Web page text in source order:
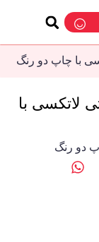
با چاپ دو رنگ
لاتکسی با